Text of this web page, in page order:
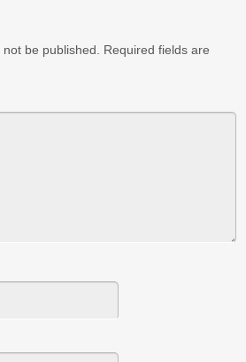
be published. Required fields are